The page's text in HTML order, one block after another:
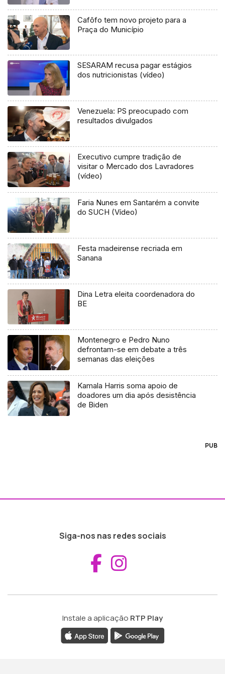
Cafôfo tem novo projeto para a
Praça do Município
SESARAM recusa pagar estágios
dos nutricionistas (vídeo)
Venezuela: PS preocupado com
resultados divulgados
Executivo cumpre tradição de
visitar o Mercado dos Lavradores
(vídeo)
Faria Nunes em Santarém a convite
do SUCH (Vídeo)
Festa madeirense recriada em
Sanana
Dina Letra eleita coordenadora do
BE
Montenegro e Pedro Nuno
defrontam-se em debate a três
semanas das eleições
Kamala Harris soma apoio de
doadores um dia após desistência
de Biden
PUB
Siga-nos nas redes sociais
Aceder ao
Instale a aplicação RTP Play